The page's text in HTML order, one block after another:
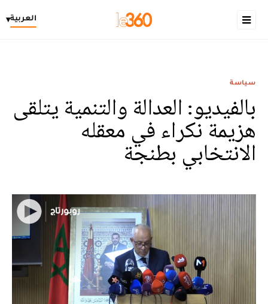
العربية▾
سياسة
بالفيديو: العدالة والتنمية يتلقى
هزيمة نكراء في معقله
الانتخابي بطنجة